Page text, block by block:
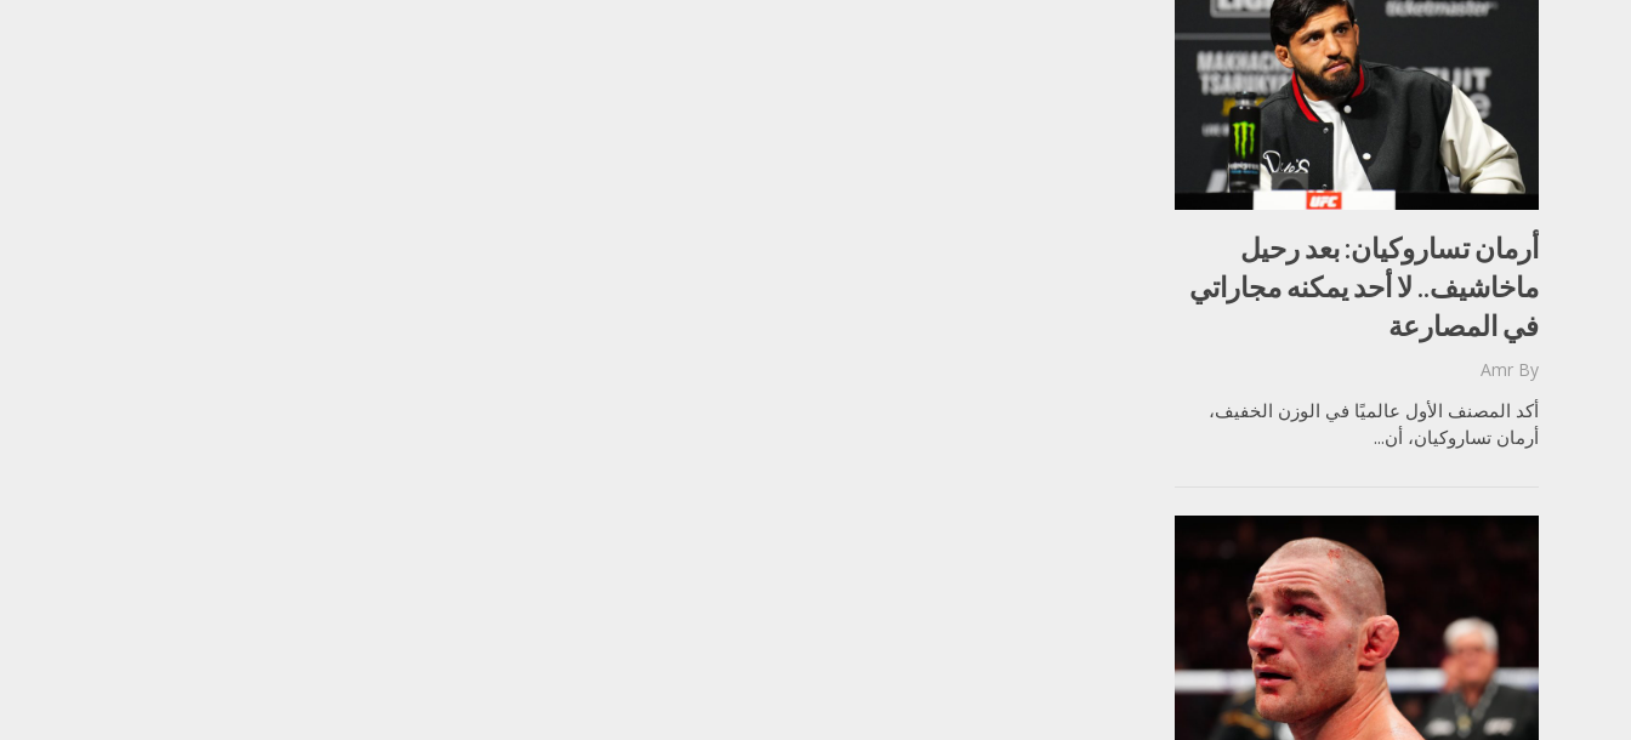
أرمان تساروكيان: بعد رحيل
ماخاشيف.. لا أحد يمكنه مجاراتي
في المصارعة
By
Amr
أكد المصنف الأول عالميًا في الوزن الخفيف،
أرمان تساروكيان، أن...